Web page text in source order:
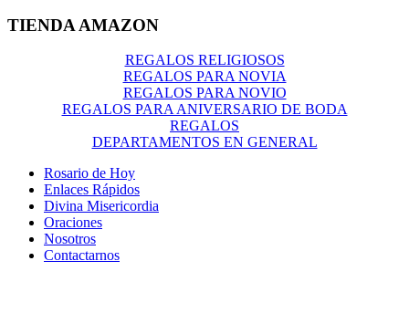
TIENDA AMAZON
REGALOS RELIGIOSOS
REGALOS PARA NOVIA
REGALOS PARA NOVIO
REGALOS PARA ANIVERSARIO DE BODA
REGALOS
DEPARTAMENTOS EN GENERAL
Rosario de Hoy
Enlaces Rápidos
Divina Misericordia
Oraciones
Nosotros
Contactarnos